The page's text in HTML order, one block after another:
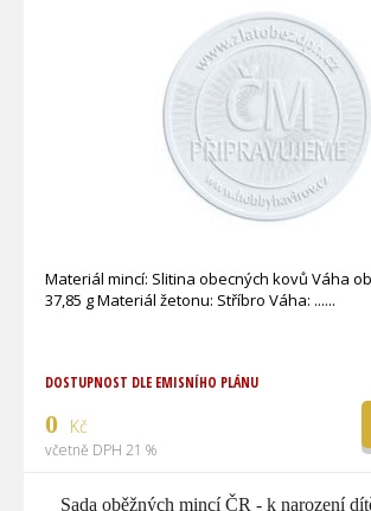
Materiál mincí: Slitina obecných kovů Váha
37,85 g Materiál žetonu: Stříbro Váha: ...
DOSTUPNOST DLE EMISNÍHO PLÁNU
0 Kč
včetně DPH 21 %
Sada oběžných mincí ČR - k narození